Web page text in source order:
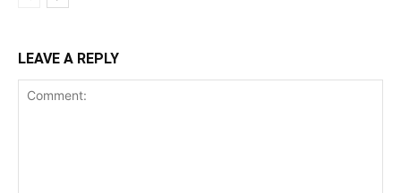
LEAVE A REPLY